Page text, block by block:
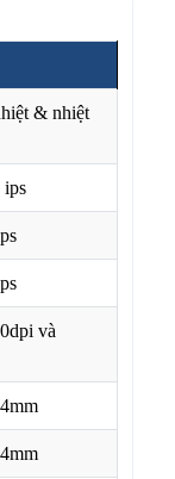
& nhiệt
ips
và